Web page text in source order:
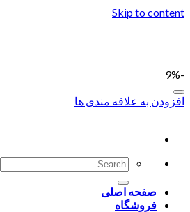
Skip to content
صفحه اصلی
فروشگاه
-9%
افزودن به علاقه مندی ها